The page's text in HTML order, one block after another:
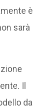
è
sarà
Il
da